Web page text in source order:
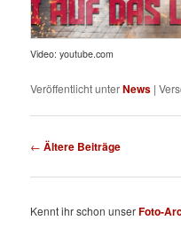
Video: youtube.com
Veröffentlicht unterNews |
Beitragsnavigation
← Ältere Beiträge
Kennt ihr schon unserFoto-